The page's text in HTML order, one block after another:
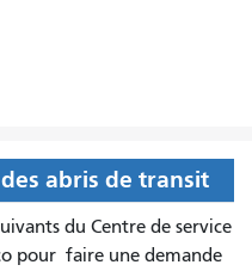
abris de transit
du Centre de service
pour faire une demande